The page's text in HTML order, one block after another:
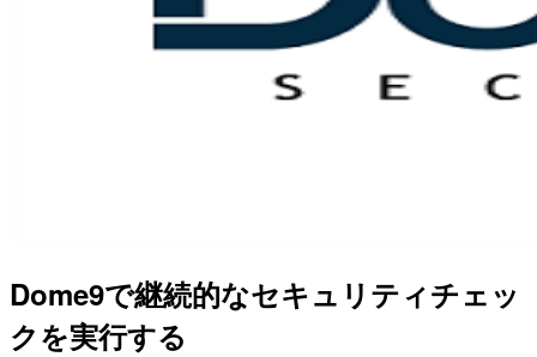
Dome9で継続的なセキュリティチェッ
クを実行する